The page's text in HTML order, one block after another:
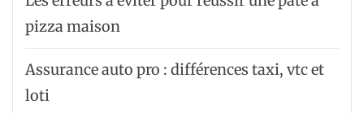
pizza maison
Assurance auto pro : différences taxi, vtc et
loti